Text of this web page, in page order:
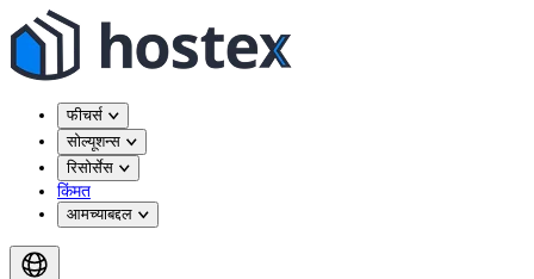
फीचर्स
सोल्यूशन्स
रिसोर्सेस
किंमत
आमच्याबद्दल